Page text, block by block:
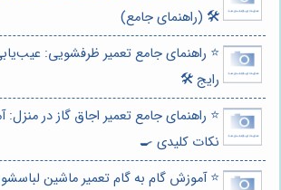
🛠️ (راهنمای جامع)
⭐️ راهنمای جامع تعمیر ظرفشویی:
رایج 🛠️
⭐️ راهنمای جامع تعمیر اجاق گاز در
نکات کلیدی 🍳